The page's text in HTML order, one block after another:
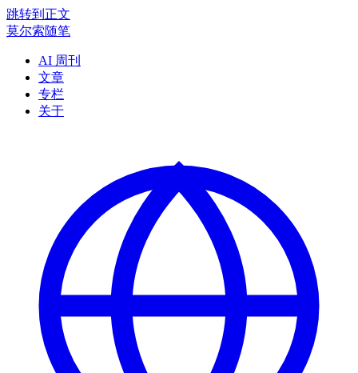
跳转到正文
莫尔索随笔
AI 周刊
文章
专栏
关于